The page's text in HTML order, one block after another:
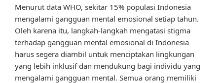
Menurut data WHO, sekitar 15% populasi Indonesia
mengalami gangguan mental emosional setiap tahun.
Oleh karena itu, langkah-langkah mengatasi stigma
terhadap gangguan mental emosional di Indonesia
harus segera diambil untuk menciptakan lingkungan
yang lebih inklusif dan mendukung bagi individu yang
mengalami gangguan mental. Semua orang memiliki